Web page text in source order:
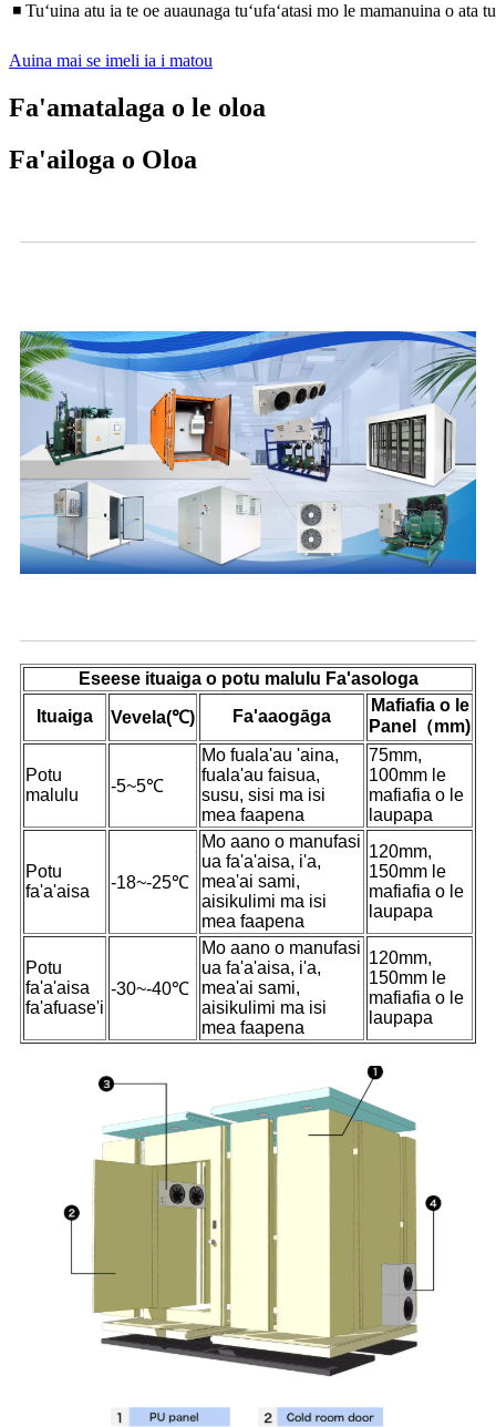
◾ Tuʻuina atu ia te oe auaunaga tuʻufaʻatasi mo le mamanuina o ata
Auina mai se imeli ia i matou
Fa'amatalaga o le oloa
Fa'ailoga o Oloa
Eseese ituaiga o potu malulu Fa'asologa
Ituaiga
Vevela(℃) Fa'aaogāga
Mafiafia o le
Panel（mm)
Potu
malulu
-5~5℃
Mo fuala'au 'aina,
fuala'au faisua,
susu, sisi ma isi
mea faapena
75mm,
100mm le
mafiafia o le
laupapa
Potu
fa'a'aisa
-18~-25℃
Mo aano o manufasi
ua fa'a'aisa, i'a,
mea'ai sami,
aisikulimi ma isi
mea faapena
120mm,
150mm le
mafiafia o le
laupapa
Potu
fa'a'aisa
fa'afuase'i
-30~-40℃
Mo aano o manufasi
ua fa'a'aisa, i'a,
mea'ai sami,
aisikulimi ma isi
mea faapena
120mm,
150mm le
mafiafia o le
laupapa